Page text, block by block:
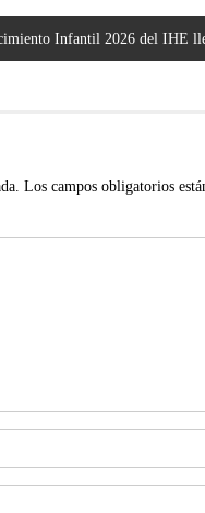
Infantil 2026 del IHE
Los campos obligatorios